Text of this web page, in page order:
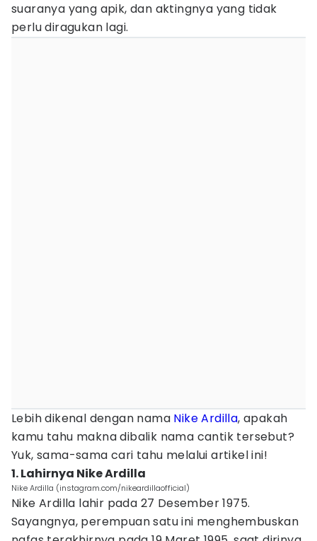
suaranya yang apik, dan aktingnya yang tidak
perlu diragukan lagi.
Lebih dikenal dengan nama Nike Ardilla, apakah
kamu tahu makna dibalik nama cantik tersebut?
Yuk, sama-sama cari tahu melalui artikel ini!
1. Lahirnya Nike Ardilla
Nike Ardilla (instagram.com/nikeardillaofficial)
Nike Ardilla lahir pada 27 Desember 1975.
Sayangnya, perempuan satu ini menghembuskan